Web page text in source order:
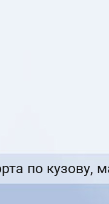
по кузову,